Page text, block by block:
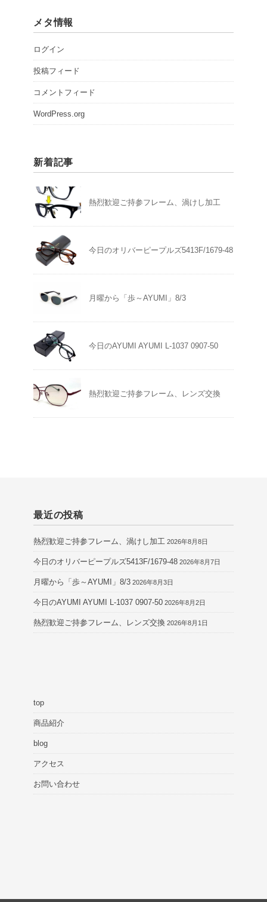
メタ情報
ログイン
投稿フィード
コメントフィード
WordPress.org
新着記事
熱烈歓迎ご持参フレーム、渦けし加工
今日のオリバーピープルズ5413F/1679-48
月曜から「歩～AYUMI」8/3
今日のAYUMI AYUMI L-1037 0907-50
熱烈歓迎ご持参フレーム、レンズ交換
最近の投稿
熱烈歓迎ご持参フレーム、渦けし加工 2026年8月8日
今日のオリバーピープルズ5413F/1679-48 2026年8月7日
月曜から「歩～AYUMI」8/3 2026年8月3日
今日のAYUMI AYUMI L-1037 0907-50 2026年8月2日
熱烈歓迎ご持参フレーム、レンズ交換 2026年8月1日
top
商品紹介
blog
アクセス
お問い合わせ